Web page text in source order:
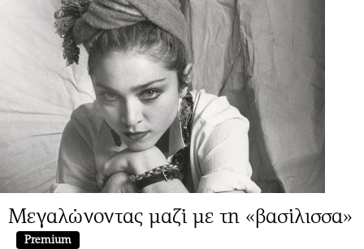
Μεγαλώνοντας μαζί με τη «βασίλισσα»
Premium